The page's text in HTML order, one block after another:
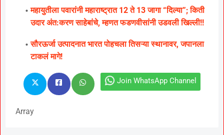
महायुतीला पवारांनी महाराष्ट्रात 12 ते 13 जागा “दिल्या”; किती
उदार अंत:करण साहेबांचे, म्हणत फडणवीसांनी उडवली खिल्ली!!
सौरऊर्जा उत्पादनात भारत पोहचला तिसऱ्या स्थानावर, जपानला
टाकलं मागे!
Join WhatsApp Channel
Array